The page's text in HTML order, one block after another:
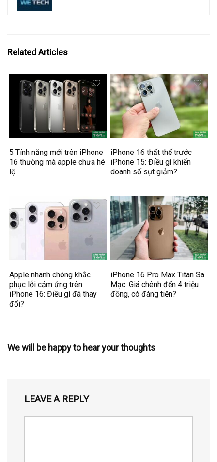
Related Articles
5 Tính năng mới trên iPhone
16 thường mà apple chưa hé
lộ
iPhone 16 thất thế trước
iPhone 15: Điều gì khiến
doanh số sụt giảm?
Apple nhanh chóng khắc
phục lỗi cảm ứng trên
iPhone 16: Điều gì đã thay
đổi?
iPhone 16 Pro Max Titan Sa
Mạc: Giá chênh đến 4 triệu
đồng, có đáng tiền?
We will be happy to hear your thoughts
LEAVE A REPLY